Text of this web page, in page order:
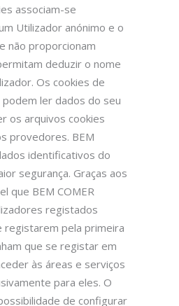
associam-se
Utilizador anónimo e o
não proporcionam
deduzir o nome
Os cookies de
podem ler dados do seu
os arquivos cookies
provedores. BEM
identificativos do
segurança. Graças aos
que BEM COMER
registados
registarem pela primeira
que se registar em
às áreas e serviços
para eles. O
de configurar